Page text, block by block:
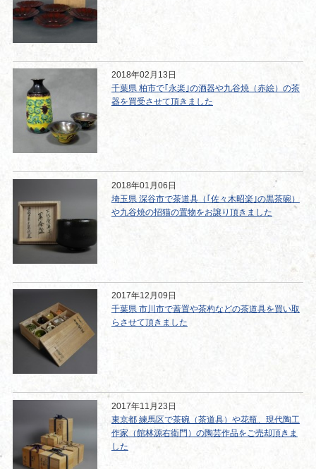
2018年02月13日
千葉県 柏市で｢永楽｣の酒器や九谷焼（赤絵）の茶
器を買受させて頂きました
2018年01月06日
埼玉県 深谷市で茶道具（｢佐々木昭楽｣の黒茶碗）
や九谷焼の招猫の置物をお譲り頂きました
2017年12月09日
千葉県 市川市で蓋置や茶杓などの茶道具を買い取
らさせて頂きました
2017年11月23日
東京都 練馬区で茶碗（茶道具）や花瓶、現代陶工
作家（館林源右衛門）の陶芸作品をご売却頂きま
した